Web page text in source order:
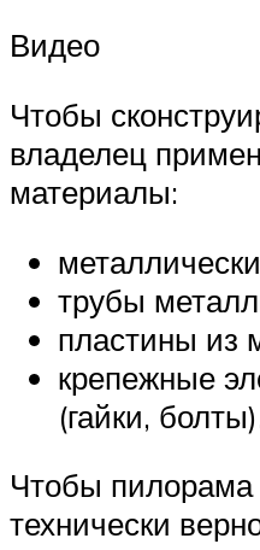
Видео
Чтобы
владелец
материалы:
трубы
пластины из
крепежные
(гайки,
Чтобы
технически